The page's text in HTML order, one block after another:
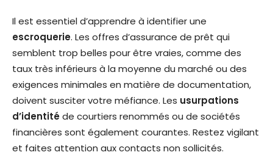
Il est essentiel d’apprendre à identifier une
escroquerie. Les offres d’assurance de prêt qui
semblent trop belles pour être vraies, comme des
taux très inférieurs à la moyenne du marché ou des
exigences minimales en matière de documentation,
doivent susciter votre méfiance. Les usurpations
d’identitéde courtiers renommés ou de sociétés
financières sont également courantes. Restez vigilant
et faites attention aux contacts non sollicités.